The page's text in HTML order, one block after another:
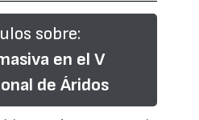
sobre:
en el V
de Áridos